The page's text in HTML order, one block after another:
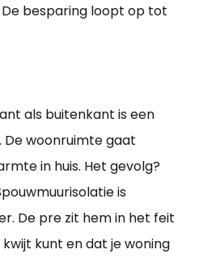
De besparing loopt op tot
als buitenkant is een
De woonruimte gaat
in huis. Het gevolg?
is
De pre zit hem in het feit
kunt en dat je woning